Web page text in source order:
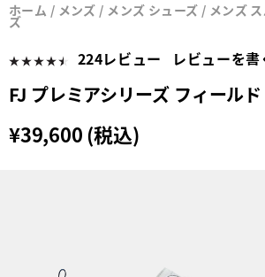
11,000円
ホーム メンズ メンズ シューズ メンズ
ズ
224レビュー レビューを書
FJ プレミアシリーズ フィールド
¥39,600 (税込)